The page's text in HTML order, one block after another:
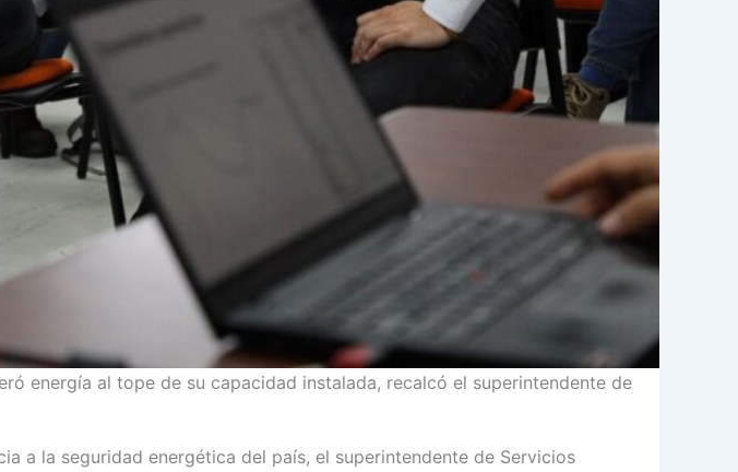
energía al tope de su capacidad instalada, recalcó el superintendente de
a la seguridad energética del país, el superintendente de Servicios